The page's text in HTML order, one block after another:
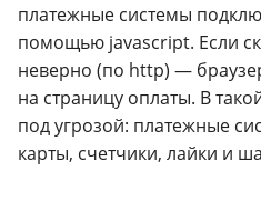
платежные системы
помощью javascript. Если
неверно (по http) —
на страницу оплаты. В
под угрозой: платежные
карты, счетчики, лайки и